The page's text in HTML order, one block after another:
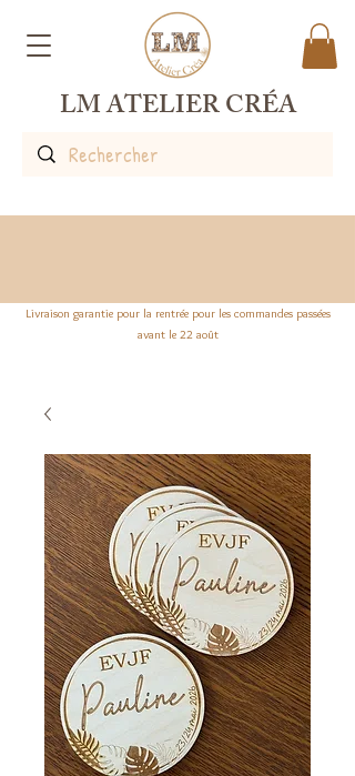
LM ATELIER CRÉA
Livraison garantie pour la rentrée pour les commandes passées
avant le 22 août